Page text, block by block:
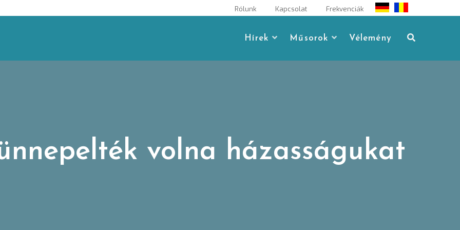
Rólunk Kapcsolat Frekvenciák
Hírek Műsorok Vélemény
volna házasságukat